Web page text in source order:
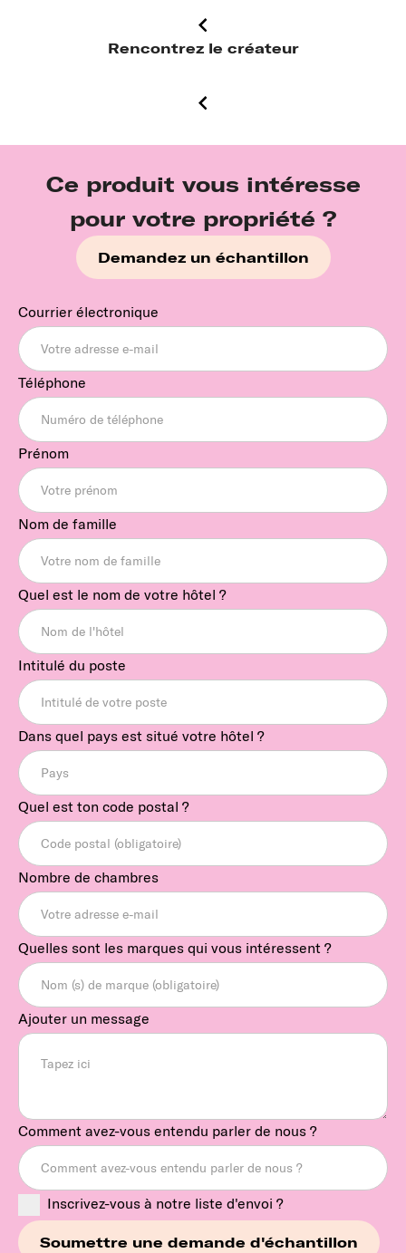
Rencontrez le créateur
Ce produit vous intéresse
pour votre propriété ?
Demandez un échantillon
Courrier électronique
Téléphone
Prénom
Nom de famille
Quel est le nom de votre hôtel ?
Intitulé du poste
Dans quel pays est situé votre hôtel ?
Quel est ton code postal ?
Nombre de chambres
Quelles sont les marques qui vous intéressent ?
Ajouter un message
Comment avez-vous entendu parler de nous ?
Inscrivez-vous à notre liste d'envoi ?